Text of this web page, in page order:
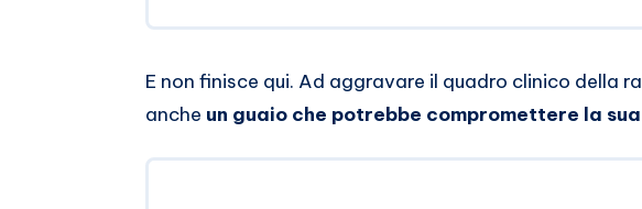
E non finisce qui. Ad aggravare il quadro clinico della
anche un guaio che potrebbe compromettere la